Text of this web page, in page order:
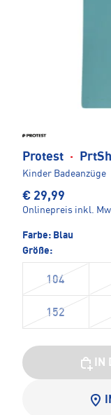
Protest ·
Kinder Badeanzüge
€ 29,99
Onlinepreis inkl.
Farbe: Blau
Größe:
104
152
IN